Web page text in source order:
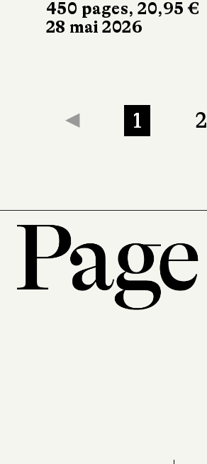
450 pages, 20,95 €
28 mai 2026
◀ 1 2